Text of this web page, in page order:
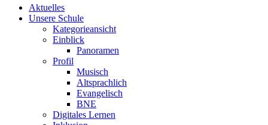
Aktuelles
Unsere Schule
Kategorieansicht
Einblick
Panoramen
Profil
Musisch
Altsprachlich
Evangelisch
BNE
Digitales Lernen